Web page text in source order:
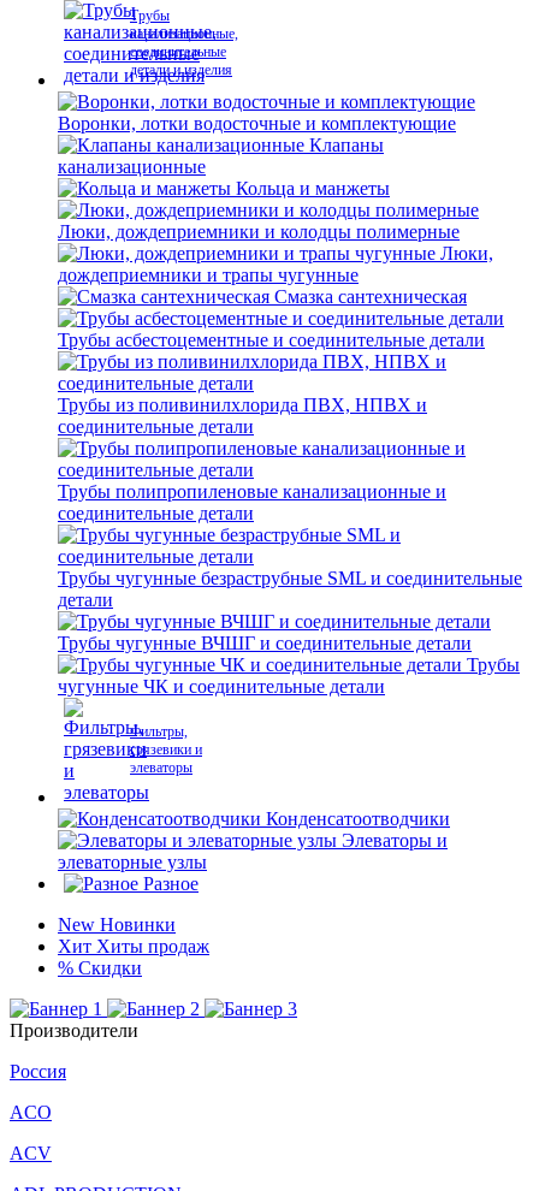
Трубы
канализационные,
соединительные
детали и изделия
Воронки, лотки водосточные и комплектующие
Клапаны
канализационные
Кольца и манжеты
Люки, дождеприемники и колодцы полимерные
Люки,
дождеприемники и трапы чугунные
Смазка сантехническая
Трубы асбестоцементные и соединительные детали
Трубы из поливинилхлорида ПВХ, НПВХ и
соединительные детали
Трубы полипропиленовые канализационные и
соединительные детали
Трубы чугунные безраструбные SML и соединительные
детали
Трубы чугунные ВЧШГ и соединительные детали
Трубы
чугунные ЧК и соединительные детали
Фильтры,
грязевики и
элеваторы
Конденсатоотводчики
Элеваторы и
элеваторные узлы
Разное
New Новинки
Хит Хиты продаж
% Скидки
Производители
Россия
ACO
ACV